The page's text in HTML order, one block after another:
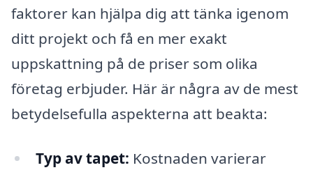
faktorer kan hjälpa dig att tänka igenom
ditt projekt och få en mer exakt
uppskattning på de priser som olika
företag erbjuder. Här är några av de mest
betydelsefulla aspekterna att beakta:
Typ av tapet: Kostnaden varierar